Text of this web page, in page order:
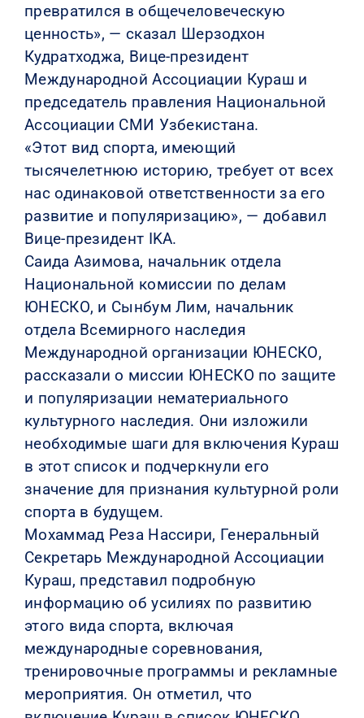
превратился в общечеловеческую
ценность», — сказал Шерзодхон
Кудратходжа, Вице-президент
Международной Ассоциации Кураш и
председатель правления Национальной
Ассоциации СМИ Узбекистана.
«Этот вид спорта, имеющий
тысячелетнюю историю, требует от всех
нас одинаковой ответственности за его
развитие и популяризацию», — добавил
Вице-президент IKA.
Саида Азимова, начальник отдела
Национальной комиссии по делам
ЮНЕСКО, и Сынбум Лим, начальник
отдела Всемирного наследия
Международной организации ЮНЕСКО,
рассказали о миссии ЮНЕСКО по защите
и популяризации нематериального
культурного наследия. Они изложили
необходимые шаги для включения Кураш
в этот список и подчеркнули его
значение для признания культурной роли
спорта в будущем.
Мохаммад Реза Нассири, Генеральный
Секретарь Международной Ассоциации
Кураш, представил подробную
информацию об усилиях по развитию
этого вида спорта, включая
международные соревнования,
тренировочные программы и рекламные
мероприятия. Он отметил, что